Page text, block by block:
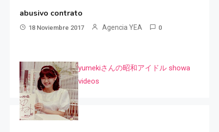
abusivo contrato
18 Noviembre 2017 Agencia YEA 0
yumekiさんの昭和アイドル showa
videos